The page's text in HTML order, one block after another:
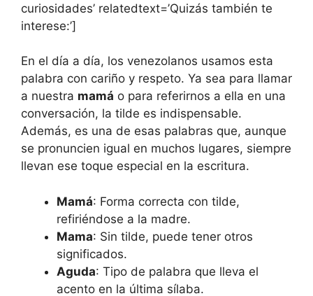
curiosidades’ relatedtext=’Quizás también te
interese:’]
En el día a día, los venezolanos usamos esta
palabra con cariño y respeto. Ya sea para llamar
a nuestra mamá o para referirnos a ella en una
conversación, la tilde es indispensable.
Además, es una de esas palabras que, aunque
se pronuncien igual en muchos lugares, siempre
llevan ese toque especial en la escritura.
Mamá: Forma correcta con tilde,
refiriéndose a la madre.
Mama: Sin tilde, puede tener otros
significados.
Aguda: Tipo de palabra que lleva el
acento en la última sílaba.